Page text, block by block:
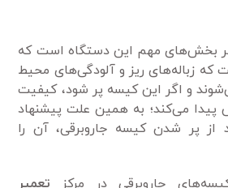
بخش‌های مهم این دستگاه است که
که زباله‌های ریز و آلودگی‌های محیط
و اگر این کیسه پر شود، کیفیت
می‌کند؛ به همین علت پیشنهاد
از پر شدن کیسه جاروبرقی، آن را
جاروبرقی در مرکز تعمیر